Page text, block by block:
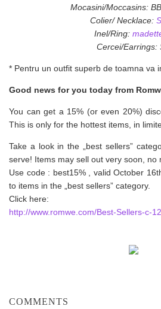
Mocasini/Moccasins:
Colier/ Necklace:
Inel/Ring:
Cercei/Earrings:
* Pentru un outfit superb de toamna va
Good news for you today from
You can get a 15% (or even 20%)
This is only for the hottest items, in
Take a look in the „best sellers”
serve! Items may sell out very soon, no
Use code : best15% , valid October
to items in the „best sellers” category.
Click here:
http://www.romwe.com/Best-Sellers-c-
COMMENTS